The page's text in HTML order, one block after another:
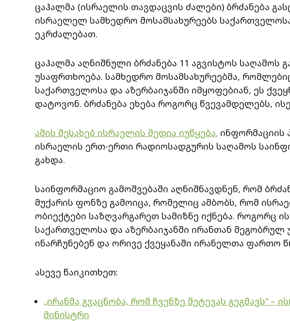
ცაჰალმა (ისრაელის თავდაცვის ძალები) ბრძანება
ისრაელელ სამხედრო მოსამსახურეებს
ეკრძალებათ.
ცაჰალმა აღნიშნული ბრძანება 11 აგვისტოს საღამოს
უსაფრთხოება. სამხედრო მოსამსახურეებმა,
საქართველოსა და აზერბაიჯანში იმყოფებიან, ეს
დატოვონ. ბრძანება ეხება როგორც წვევამდელებს,
ამის შესახებ ისრაელის მედია იუწყება. ინფორმაციის
ისრაელის ერთ-ერთი რადიოსადგურის საღამოს
გახდა.
საინფორმაციო გამოშვებაში აღნიშნავდნენ, რომ
მუქარის ფონზე გამოიცა, რომელიც ამბობს, რომ
ობიექტები საზღვარგარეთ სამიზნე იქნება. როგორც
საქართველოსა და აზერბაიჯანში ირანთან
ინარჩუნებენ და ორივე ქვეყანაში ირანელთა ფართო
ასევე წაიკითხეთ:
„ირანმა გვაცნობა, რომ ჩვენზე შეტევას გეგმავს“ –
მინისტრი